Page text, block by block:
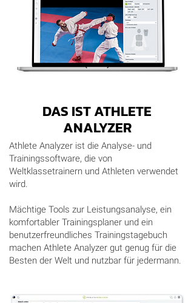
DAS IST ATHLETE
ANALYZER
Athlete Analyzer ist die Analyse- und
Trainingssoftware, die von
Weltklassetrainern und Athleten verwendet
wird.
Mächtige Tools zur Leistungsanalyse, ein
komfortabler Trainingsplaner und ein
benutzerfreundliches Trainingstagebuch
machen Athlete Analyzer gut genug für die
Besten der Welt und nutzbar für jedermann.